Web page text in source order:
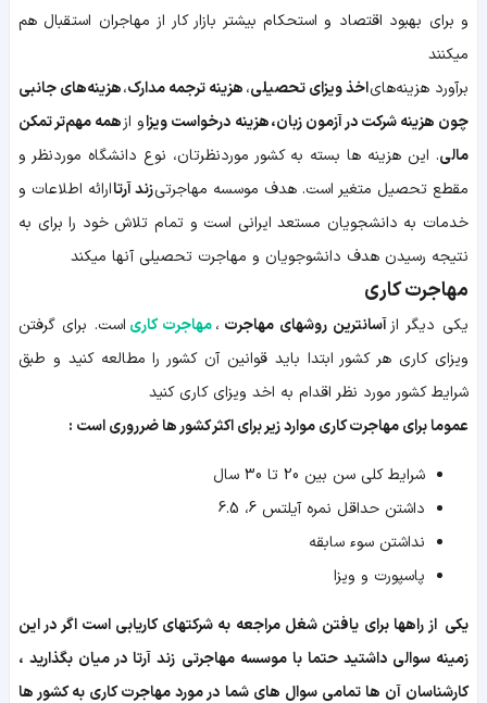
و برای بهبود اقتصاد و استحکام بیشتر بازار کار از مهاجران استقبال هم
میکنند
برآورد هزینه‌هایاخذ ویزای تحصیلی،هزینه ترجمه مدارک،هزینه‌های جانبی
چون هزینه شرکت در آزمون زبان،هزینه درخواست ویزاو ازهمه مهم‌تر تمکن
مالی. این هزینه ها بسته به کشور موردنظرتان، نوع دانشگاه موردنظر و
مقطع تحصیل متغیر است. هدف موسسه مهاجرتیزند آرتاارائه اطلاعات و
خدمات به دانشجویان مستعد ایرانی است و تمام تلاش خود را برای به
نتیجه رسیدن هدف دانشوجویان و مهاجرت تحصیلی آنها میکند
مهاجرت کاری
یکی دیگر ازآسانترین روش‎های مهاجرت ،مهاجرت کاری است. برای گرفتن
ویزای کاری هر کشور ابتدا باید قوانین آن کشور را مطالعه کنید و طبق
شرایط کشور مورد نظر اقدام به اخد ویزای کاری کنید
عموما برای مهاجرت کاری موارد زیر برای اکثر کشور ها ضرروری است :
شرایط کلی سن بین 20 تا 30 سال
داشتن حداقل نمره آیلتس 6، 6.5
نداشتن سوء سابقه
پاسپورت و ویزا
یکی از راهها برای یافتن شغل مراجعه به شرکتهای کاریابی است اگر در این
زمینه سوالی داشتید حتما با موسسه مهاجرتی زند آرتا در میان بگذارید ،
کارشناسان آن ها تمامی سوال های شما در مورد مهاجرت کاری به کشور ها